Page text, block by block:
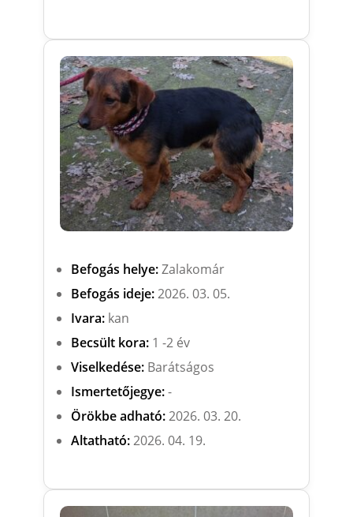
Befogás helye:Zalakomár
Befogás ideje:2026. 03. 05.
Ivara:kan
Becsült kora:1 -2 év
Viselkedése:Barátságos
Ismertetőjegye:-
Örökbe adható:2026. 03. 20.
Altatható:2026. 04. 19.